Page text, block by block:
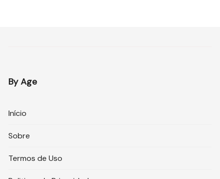
By Age
Início
Sobre
Termos de Uso